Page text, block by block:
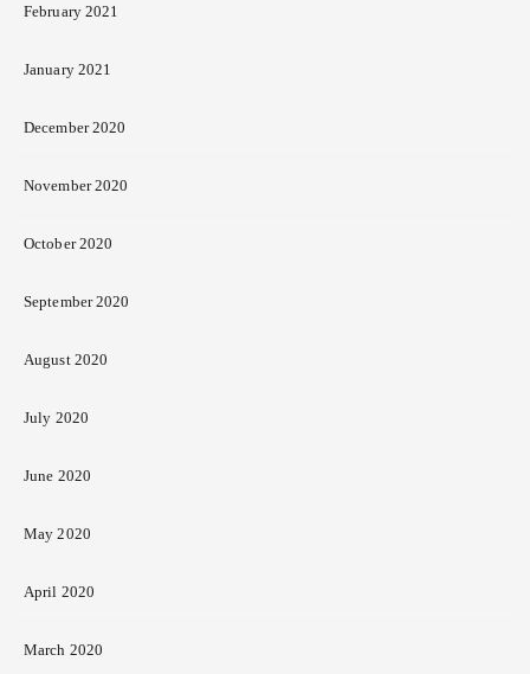
February 2021
January 2021
December 2020
November 2020
October 2020
September 2020
August 2020
July 2020
June 2020
May 2020
April 2020
March 2020